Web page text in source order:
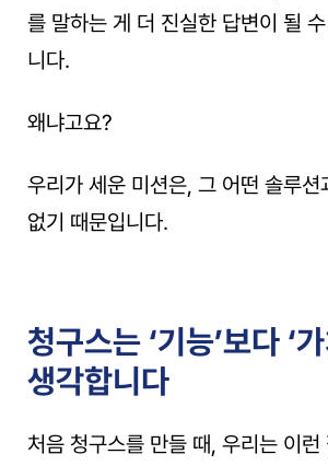
를 말하는 게 더 진실한 답변이 될
니다.
왜냐고요?
우리가 세운 미션은, 그 어떤 솔루션
없기 때문입니다.
청구스는 ‘기능’보다 ‘
생각합니다
처음 청구스를 만들 때, 우리는 이런